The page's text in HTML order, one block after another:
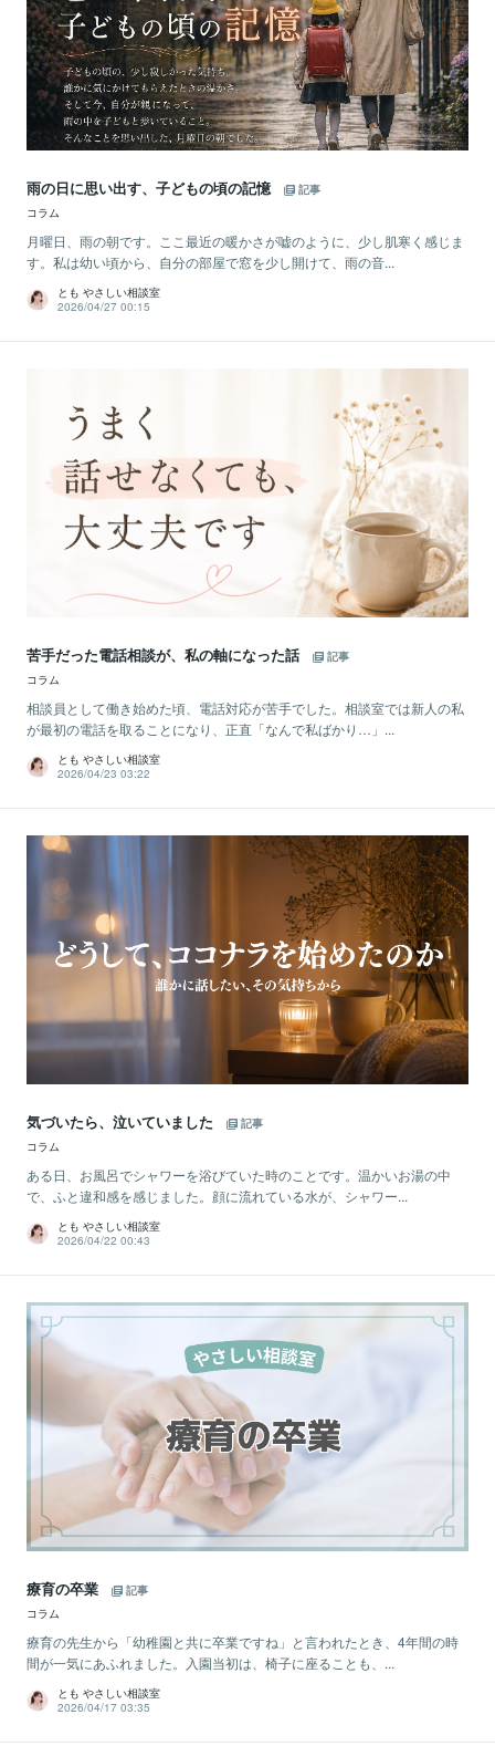
雨の日に思い出す、子どもの頃の記憶
記事
コラム
月曜日、雨の朝です。ここ最近の暖かさが嘘のように、少し肌寒く感じま
す。私は幼い頃から、自分の部屋で窓を少し開けて、雨の音...
とも やさしい相談室
2026/04/27 00:15
苦手だった電話相談が、私の軸になった話
記事
コラム
相談員として働き始めた頃、電話対応が苦手でした。相談室では新人の私
が最初の電話を取ることになり、正直「なんで私ばかり…」...
とも やさしい相談室
2026/04/23 03:22
気づいたら、泣いていました
記事
コラム
ある日、お風呂でシャワーを浴びていた時のことです。温かいお湯の中
で、ふと違和感を感じました。顔に流れている水が、シャワー...
とも やさしい相談室
2026/04/22 00:43
療育の卒業
記事
コラム
療育の先生から「幼稚園と共に卒業ですね」と言われたとき、4年間の時
間が一気にあふれました。入園当初は、椅子に座ることも、...
とも やさしい相談室
2026/04/17 03:35